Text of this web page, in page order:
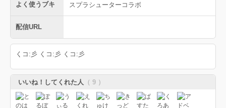
よく使うブキ スプラシューターコラボ
配信URL
くコ:彡 くコ:彡 くコ:彡
いいね！してくれた人 （ 9 ）